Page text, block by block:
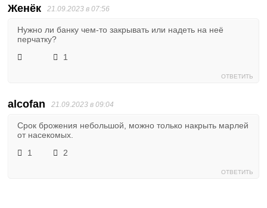
Женёк 21.09.2023 в 07:56
Нужно ли банку чем-то закрывать или надеть на неё
перчатку?
1
ОТВЕТИТЬ
alcofan 21.09.2023 в 09:04
Срок брожения небольшой, можно только накрыть марлей
от насекомых.
1
2
ОТВЕТИТЬ